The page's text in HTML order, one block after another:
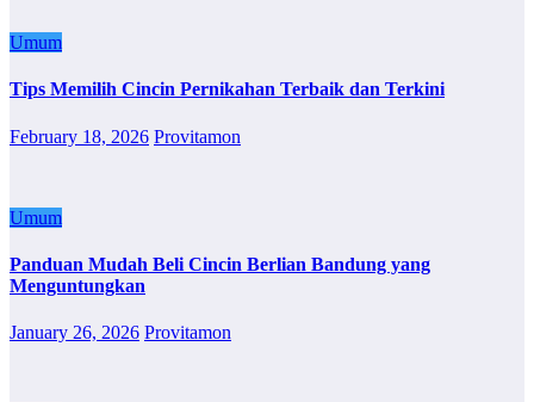
Umum
Tips Memilih Cincin Pernikahan Terbaik dan Terkini
February 18, 2026 Provitamon
Umum
Panduan Mudah Beli Cincin Berlian Bandung yang
Menguntungkan
January 26, 2026 Provitamon